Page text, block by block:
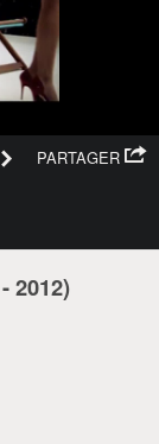
PARTAGER
-2012)